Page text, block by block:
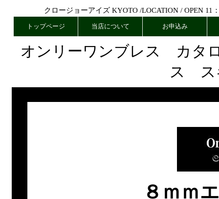
クロージョーアイズ KYOTO /LOCATION/ OPEN 11
トップページ 当店について お申込み
オンリーワンブレス カタ
ス ス
８ｍｍ